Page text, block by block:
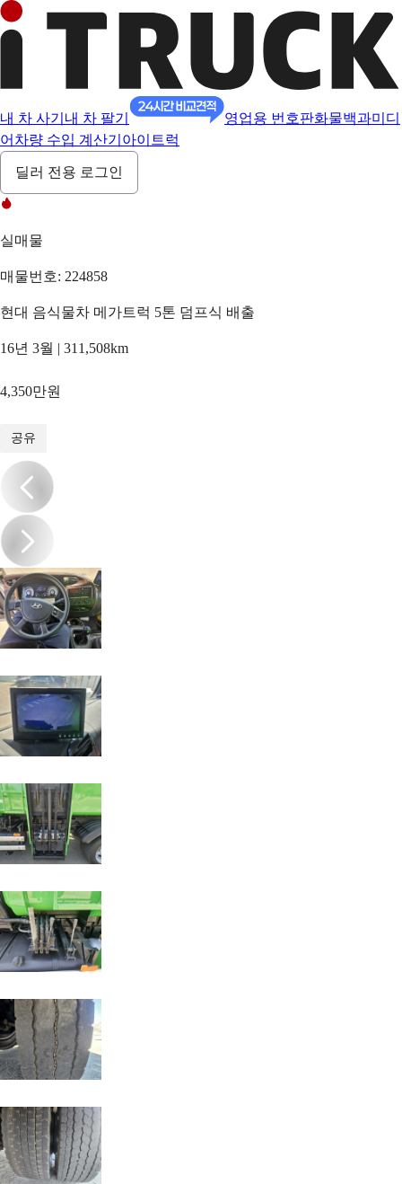
내 차 사기 내 차 팔기 영업용 번호판화물백과미디
어 차량 수입 계산기 아이트럭
딜러 전용 로그인
실매물
매물번호: 224858
현대 음식물차 메가트럭 5톤 덤프식 배출
16년 3월 | 311,508km
4,350만원
공유
/16